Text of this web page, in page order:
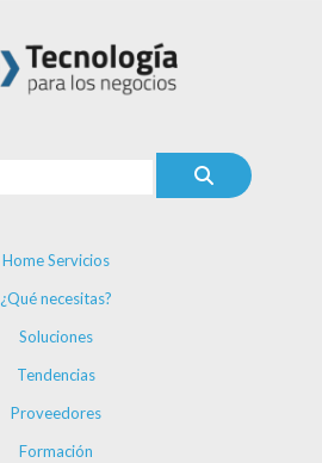
Home Servicios
¿Qué necesitas?
Soluciones
Tendencias
Proveedores
Formación